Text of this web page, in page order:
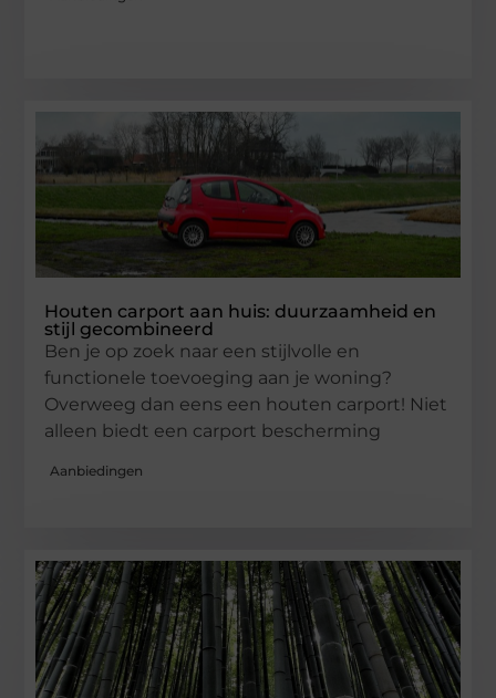
Houten carport aan huis: duurzaamheid en
stijl gecombineerd
Ben je op zoek naar een stijlvolle en
functionele toevoeging aan je woning?
Overweeg dan eens een houten carport! Niet
alleen biedt een carport bescherming
Aanbiedingen